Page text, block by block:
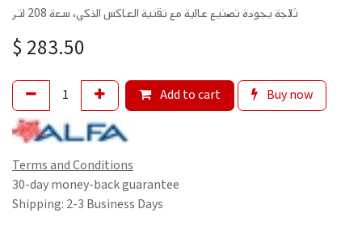
ثلاجة بجودة تصنيع عالية مع تقنية العاكس الذكي، سعة 208 لتر
$ 283.50
Add to cart Buy now
Terms and Conditions
30-day money-back guarantee
Shipping: 2-3 Business Days